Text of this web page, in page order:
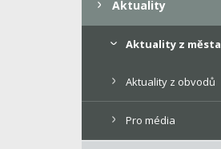
Aktuality
Aktuality z města
Aktuality z obvodů
Pro média